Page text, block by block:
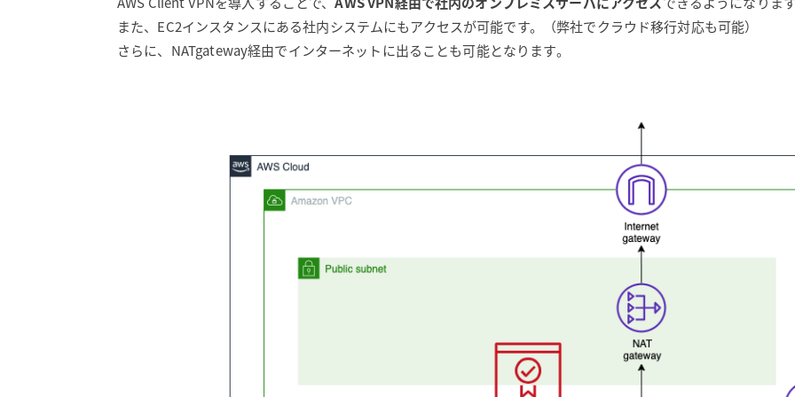
また、EC2インスタンスにある社内システムにもアクセスが可能です。（弊社でクラウド移行対応も可能）
さらに、NATgateway経由でインターネットに出ることも可能となります。